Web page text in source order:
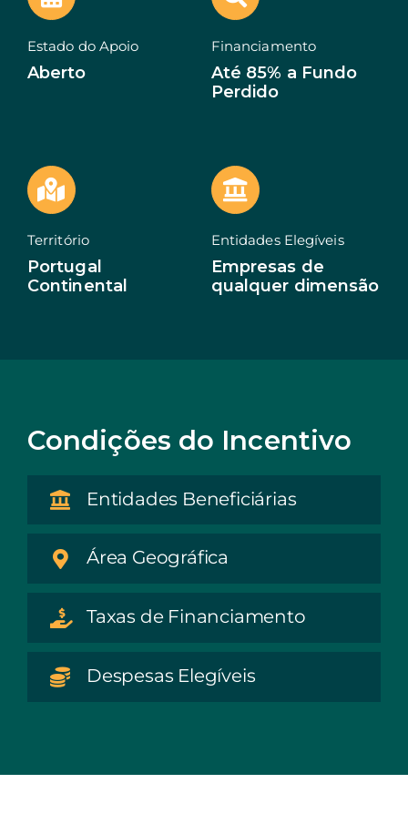
Estado do Apoio
Aberto
Financiamento
Até 85% a Fundo
Perdido
Território
Portugal
Continental
Entidades Elegíveis
Empresas de
qualquer dimensão
Condições do Incentivo
Entidades Beneficiárias
Área Geográfica
Taxas de Financiamento
Despesas Elegíveis